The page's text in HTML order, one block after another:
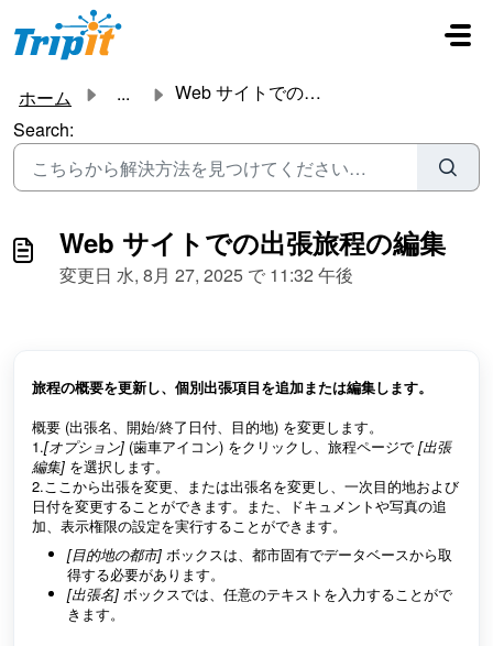
メインコンテンツに移動
ホーム ...
Web サイトでの出張旅程の編集
Search:
Web サイトでの出張旅程の編集
変更日 水, 8月 27, 2025 で 11:32 午後
旅程の概要を更新し、個別出張項目を追加または編集します。
概要 (出張名、開始/終了日付、目的地) を変更します。
1.[オプション] (歯車アイコン) をクリックし、旅程ページで [出張
編集] を選択します。
2.ここから出張を変更、または出張名を変更し、一次目的地および
日付を変更することができます。また、ドキュメントや写真の追
加、表示権限の設定を実行することができます。
[目的地の都市] ボックスは、都市固有でデータベースから取
得する必要があります。
[出張名] ボックスでは、任意のテキストを入力することがで
きます。